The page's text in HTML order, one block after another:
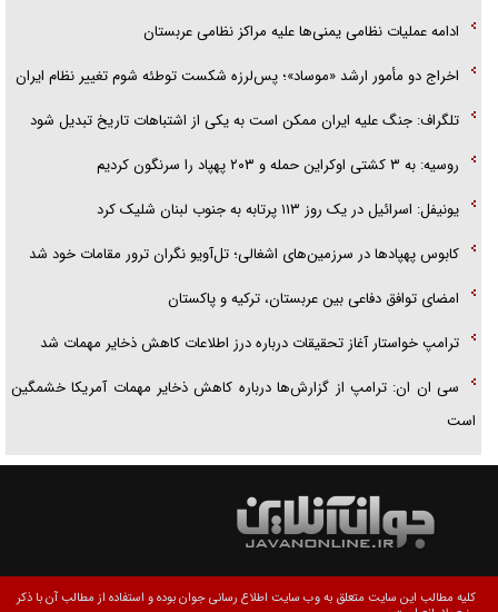
ادامه عملیات نظامی یمنی‌ها علیه مراکز نظامی عربستان
اخراج دو مأمور ارشد «موساد»؛ پس‌لرزه شکست توطئه شوم تغییر نظام ایران
تلگراف: جنگ علیه ایران ممکن است به یکی از اشتباهات تاریخ تبدیل شود
روسیه: به ۳ کشتی اوکراین حمله و ۲۰۳ پهپاد را سرنگون کردیم
یونیفل: اسرائیل در یک روز ۱۱۳ پرتابه به جنوب لبنان شلیک کرد
کابوس پهپادها در سرزمین‌های اشغالی؛ تل‌آویو نگران ترور مقامات خود شد
امضای توافق دفاعی بین عربستان، ترکیه و پاکستان
ترامپ خواستار آغاز تحقیقات درباره درز اطلاعات کاهش ذخایر مهمات شد
سی ان ان: ترامپ از گزارش‌ها درباره کاهش ذخایر مهمات آمریکا خشمگین
است
کلیه مطالب این سایت متعلق به وب سایت اطلاع رسانی جوان بوده و استفاده از مطالب آن با ذکر